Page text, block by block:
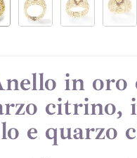
in oro
citrino,
e quarzo